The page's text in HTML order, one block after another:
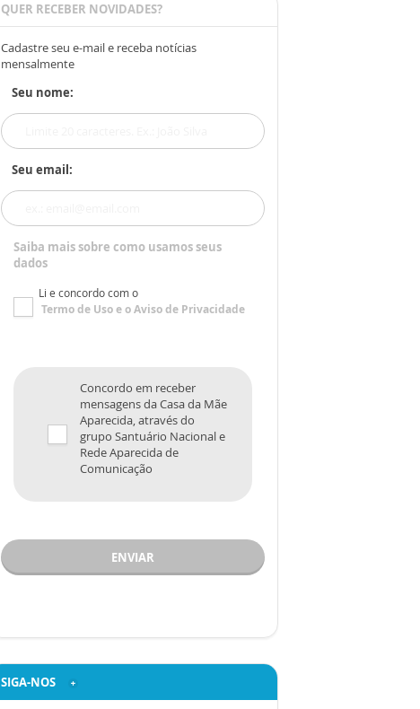
QUER RECEBER NOVIDADES?
Cadastre seu e-mail e receba notícias
mensalmente
Seu nome:
Seu email:
Saiba mais sobre como usamos seus
dados
Li e concordo com o
Termo de Usoe oAviso de Privacidade
Concordo em receber
mensagens da Casa da Mãe
Aparecida, através do
grupo Santuário Nacional e
Rede Aparecida de
Comunicação
ENVIAR
SIGA-NOS